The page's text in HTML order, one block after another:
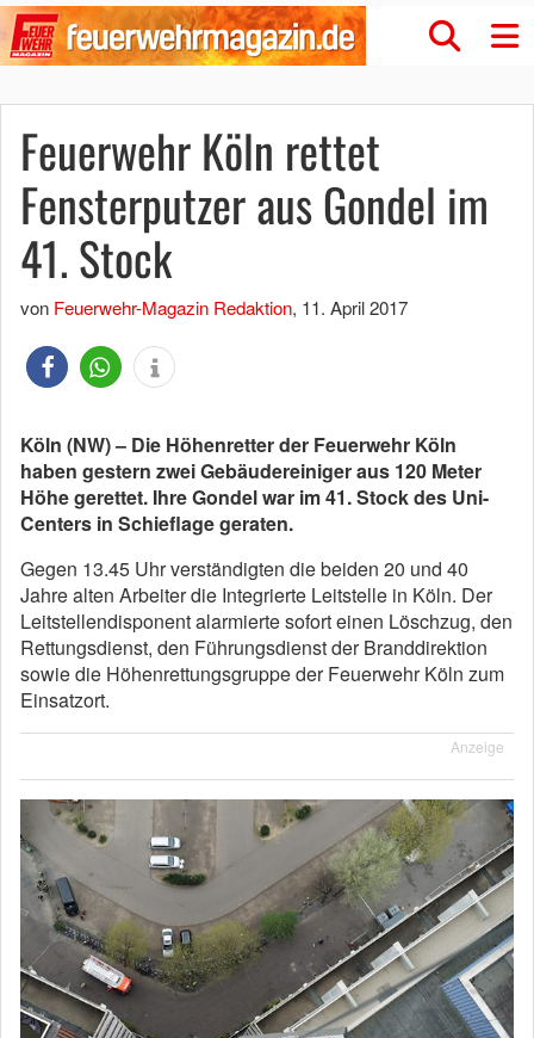
Feuerwehr Köln rettet
Fensterputzer aus Gondel im
41. Stock
von Feuerwehr-Magazin Redaktion, 11. April 2017
Köln (NW) – Die Höhenretter der Feuerwehr Köln
haben gestern zwei Gebäudereiniger aus 120 Meter
Höhe gerettet. Ihre Gondel war im 41. Stock des Uni-
Centers in Schieflage geraten.
Gegen 13.45 Uhr verständigten die beiden 20 und 40
Jahre alten Arbeiter die Integrierte Leitstelle in Köln. Der
Leitstellendisponent alarmierte sofort einen Löschzug, den
Rettungsdienst, den Führungsdienst der Branddirektion
sowie die Höhenrettungsgruppe der Feuerwehr Köln zum
Einsatzort.
Anzeige